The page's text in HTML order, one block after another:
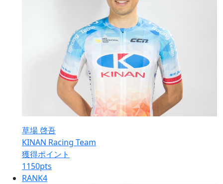
草場 啓吾
KINAN Racing Team
獲得ポイント
1150pts
RANK4